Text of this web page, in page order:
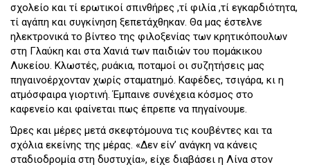
σχολείο και τί ερωτικοί σπινθήρες ,τί φιλία ,τί εγκαρδιότητα,
τί αγάπη και συγκίνηση ξεπετάχθηκαν. Θα μας έστελνε
ηλεκτρονικά το βίντεο της φιλοξενίας των κρητικόπουλων
στη Γλαύκη και στα Χανιά των παιδιών του πομάκικου
Λυκείου. Κλωστές, ρυάκια, ποταμοί οι συζητήσεις μας
πηγαινοέρχονταν χωρίς σταματημό. Καφέδες, τσιγάρα, κι η
ατμόσφαιρα γιορτινή. Έμπαινε συνέχεια κόσμος στο
καφενείο και φαίνεται πως έπρεπε να πηγαίνουμε.
Ώρες και μέρες μετά σκεφτόμουνα τις κουβέντες και τα
σχόλια εκείνης της μέρας. «Δεν είν’ ανάγκη να κάνεις
σταδιοδρομία στη δυστυχία», είχε διαβάσει η Λίνα στον